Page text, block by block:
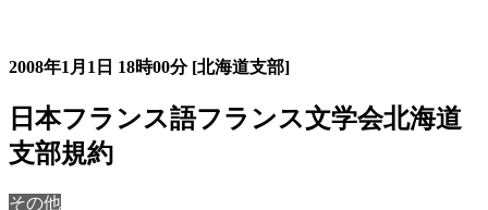
2008年1月1日 18時00分 [北海道支部]
日本フランス語フランス文学会北海道
支部規約
その他